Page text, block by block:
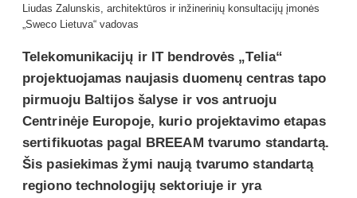
Liudas Zalunskis, architektūros ir inžinerinių konsultacijų įmonės
„Sweco Lietuva“ vadovas
Telekomunikacijų ir IT bendrovės „Telia“
projektuojamas naujasis duomenų centras tapo
pirmuoju Baltijos šalyse ir vos antruoju
Centrinėje Europoje, kurio projektavimo etapas
sertifikuotas pagal BREEAM tvarumo standartą.
Šis pasiekimas žymi naują tvarumo standartą
regiono technologijų sektoriuje ir yra